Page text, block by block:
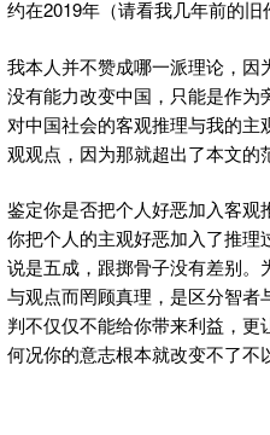
约在2019年（请看我几年前的旧
我本人并不赞成哪一派理论，
没有能力改变中国，只能是作为
对中国社会的客观推理与我的
观观点，因为那就超出了本文的
鉴定你是否把个人好恶加入客
你把个人的主观好恶加入了推
说是五成，跟掷骨子没有差别。
与观点而罔顾真理，是区分智
判不仅仅不能给你带来利益，更
何况你的意志根本就改变不了不